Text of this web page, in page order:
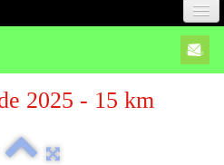
2025 - 15 km